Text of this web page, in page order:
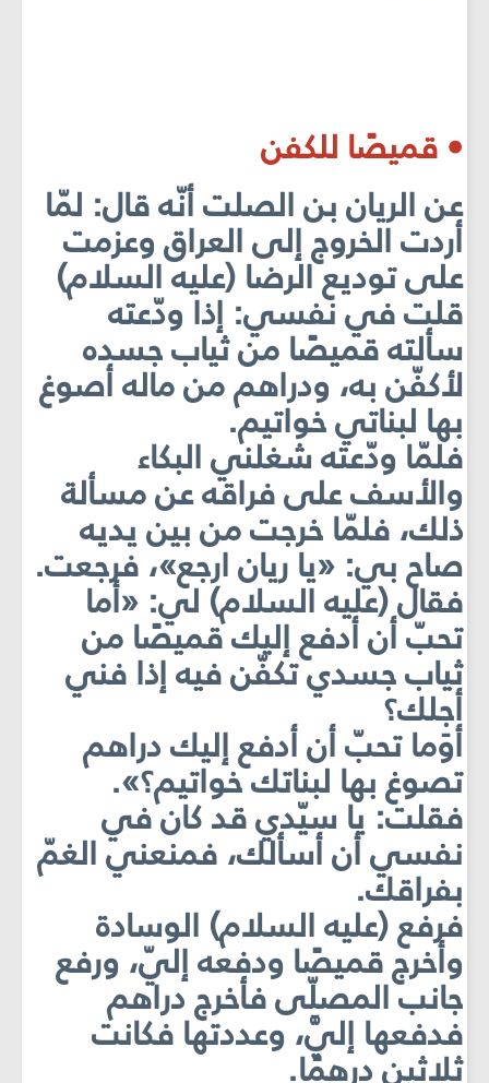
• قميصًا للكفن
عن الريان بن الصلت أنّه قال: لمّا
أردت الخروج إلى العراق وعزمت
على توديع الرضا (عليه السلام)
قلت في نفسي: إذا ودّعته
سألته قميصًا من ثياب جسده
لأكفّن به، ودراهم من ماله أصوغ
بها لبناتي خواتيم.
فلمّا ودّعته شغلني البكاء
والأسف على فراقه عن مسألة
ذلك، فلمّا خرجت من بين يديه
صاح بي: «يا ريان ارجع»، فرجعت.
فقال (عليه السلام) لي: «أما
تحبّ أن أدفع إليك قميصًا من
ثياب جسدي تكفّن فيه إذا فني
أجلك؟
أوَما تحبّ أن أدفع إليك دراهم
تصوغ بها لبناتك خواتيم؟».
فقلت: يا سيّدي قد كان في
نفسي أن أسألك، فمنعني الغمّ
بفراقك.
فرفع (عليه السلام) الوسادة
وأخرج قميصًا ودفعه إليّ، ورفع
جانب المصلّى فأخرج دراهم
فدفعها إليَّ، وعددتها فكانت
ثلاثين درهمًا.